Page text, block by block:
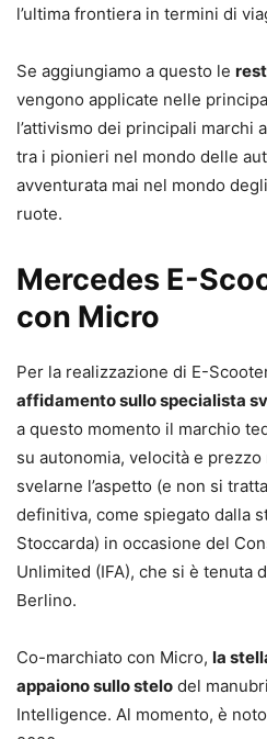
l’ultima frontiera in termini di
Se aggiungiamo a questo le
vengono applicate nelle
l’attivismo dei principali marchi
tra i pionieri nel mondo delle
avventurata mai nel mondo
ruote.
Mercedes E-
con Micro
Per la realizzazione di E-
affidamento sullo specialista
a questo momento il marchio
su autonomia, velocità e
svelarne l’aspetto (e non si
definitiva, come spiegato dalla
Stoccarda) in occasione del
Unlimited (IFA), che si è tenuta
Berlino.
Co-marchiato con Micro, la
appaiono sullo stelo del
Intelligence. Al momento, è